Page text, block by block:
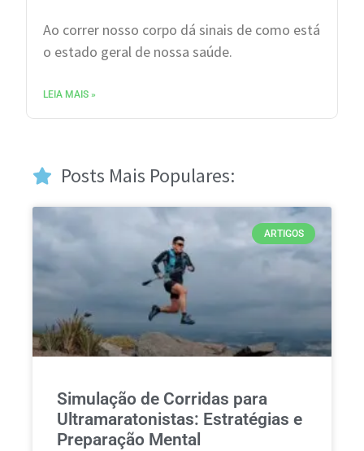
Ao correr nosso corpo dá sinais de como está
o estado geral de nossa saúde.
LEIA MAIS »
Posts Mais Populares:
ARTIGOS
Simulação de Corridas para
Ultramaratonistas: Estratégias e
Preparação Mental